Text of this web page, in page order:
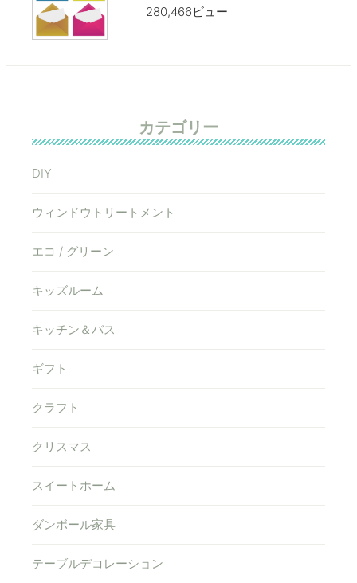
280,466ビュー
カテゴリー
DIY
ウィンドウトリートメント
エコ / グリーン
キッズルーム
キッチン＆バス
ギフト
クラフト
クリスマス
スイートホーム
ダンボール家具
テーブルデコレーション